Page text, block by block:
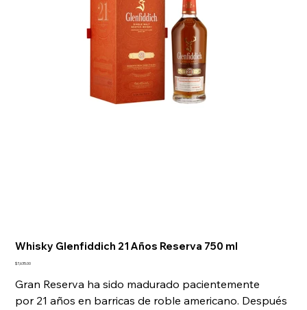
Whisky Glenfiddich 21 Años Reserva 750 ml
Precio
$7,635.00
Gran Reserva ha sido madurado pacientemente
por 21 años en barricas de roble americano. Después